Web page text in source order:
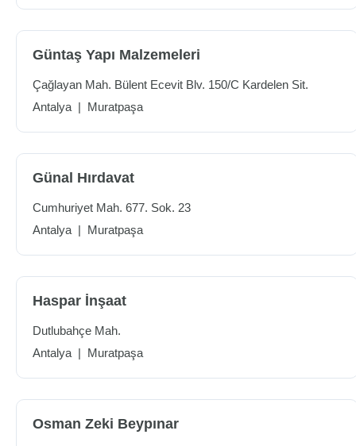
Güntaş Yapı Malzemeleri
Çağlayan Mah. Bülent Ecevit Blv. 150/C Kardelen Sit.
Antalya | Muratpaşa
Günal Hırdavat
Cumhuriyet Mah. 677. Sok. 23
Antalya | Muratpaşa
Haspar İnşaat
Dutlubahçe Mah.
Antalya | Muratpaşa
Osman Zeki Beypınar